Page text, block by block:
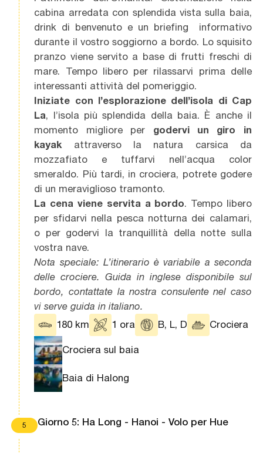
cabina arredata con splendida vista sulla baia,
drink di benvenuto e un briefing informativo
durante il vostro soggiorno a bordo. Lo squisito
pranzo viene servito a base di frutti freschi di
mare. Tempo libero per rilassarvi prima delle
interessanti attività del pomeriggio.
Iniziate con l’esplorazione dell’isola di Cap
La, l’isola più splendida della baia. È anche il
momento migliore per godervi un giro in
kayak attraverso la natura carsica da
mozzafiato e tuffarvi nell’acqua color
smeraldo. Più tardi, in crociera, potrete godere
di un meraviglioso tramonto.
La cena viene servita a bordo. Tempo libero
per sfidarvi nella pesca notturna dei calamari,
o per godervi la tranquillità della notte sulla
vostra nave.
Nota speciale: L’itinerario è variabile a seconda
delle crociere. Guida in inglese disponibile sul
bordo, contattate la nostra consulente nel caso
vi serve guida in italiano.
180 km
1 ora B, L, D Crociera
Crociera sul baia
Baia di Halong
5 Giorno 5: Ha Long - Hanoi - Volo per Hue